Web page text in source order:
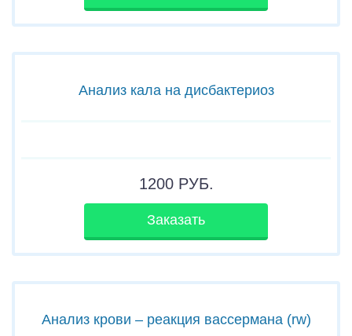
Анализ кала на дисбактериоз
1200РУБ.
Заказать
Анализ крови – реакция вассермана (rw)